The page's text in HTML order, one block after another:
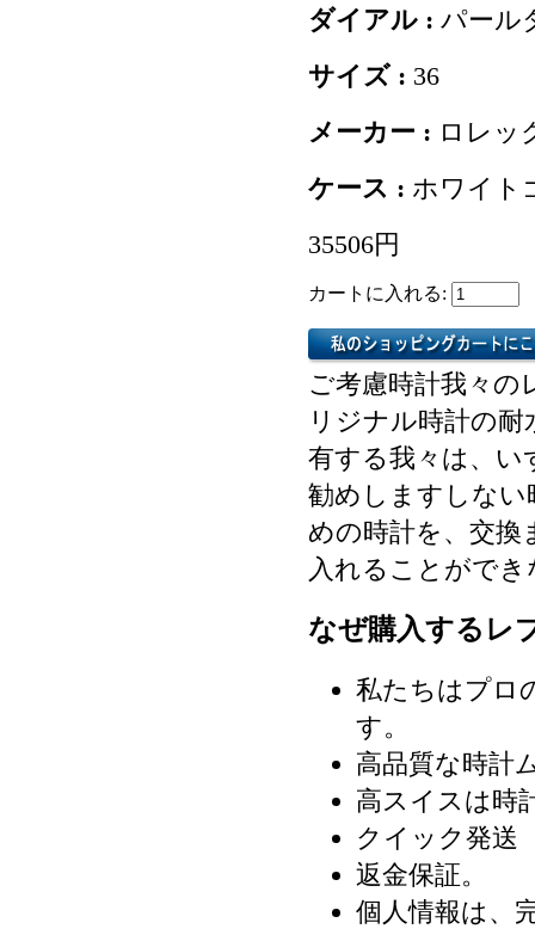
ダイアル : パール
サイズ : 36
メーカー : ロレッ
ケース : ホワイト
35506円
カートに入れる:
ご考慮時計我々
リジナル時計の
有する我々は、い
勧めしますしない
めの時計を、交換
入れることがで
なぜ購入するレ
私たちはプロ
す。
高品質な時計
高スイスは時
クイック発送
返金保証。
個人情報は、